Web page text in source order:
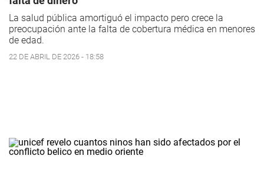
La salud pública amortiguó el impacto pero crece la
preocupación ante la falta de cobertura médica en menores
de edad.
22 DE ABRIL DE 2026 - 18:58